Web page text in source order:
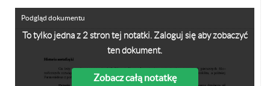
To tylko jedna z 2 stron tej notatki. Zaloguj się aby zobaczyć
ten dokument.
Zobacz całą notatkę
Podgląd dokumentu